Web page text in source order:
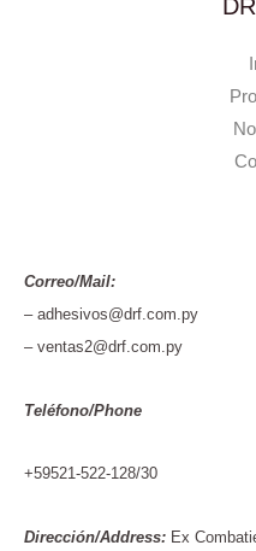
Correo/Mail:
– adhesivos@drf.com.py
– ventas2@drf.com.py
Teléfono/Phone
+59521-522-128/30
Dirección/Address: Ex